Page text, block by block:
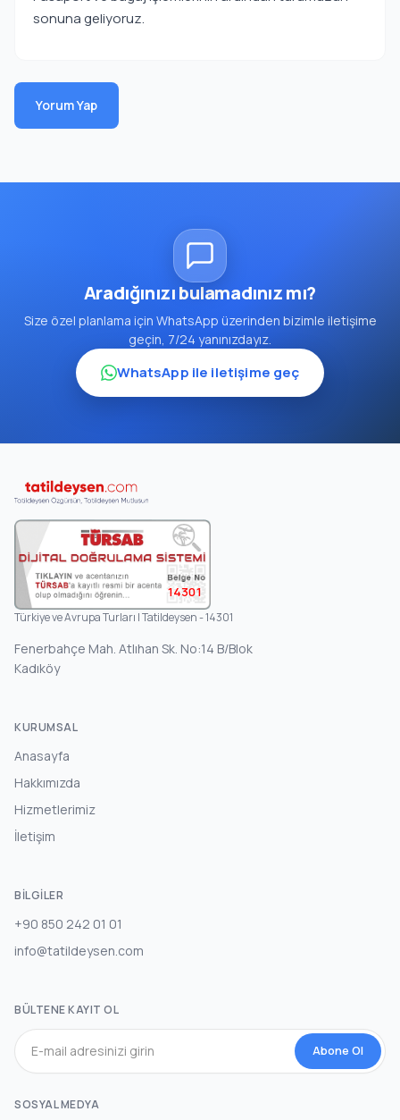
sonuna geliyoruz.
Yorum Yap
Aradığınızı bulamadınız mı?
Size özel planlama için WhatsApp üzerinden bizimle iletişime
geçin, 7/24 yanınızdayız.
WhatsApp ile iletişime geç
14301
Türkiye ve Avrupa Turları | Tatildeysen - 14301
Fenerbahçe Mah. Atlıhan Sk. No:14 B/Blok
Kadıköy
KURUMSAL
Anasayfa
Hakkımızda
Hizmetlerimiz
İletişim
BILGILER
+90 850 242 01 01
info@tatildeysen.com
BÜLTENE KAYIT OL
Abone Ol
SOSYAL MEDYA